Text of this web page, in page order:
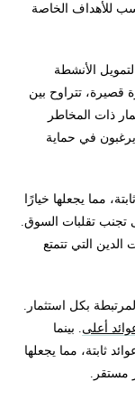
للأهداف الخاصة
الأنشطة
قصيرة، تتراوح بين
ذات المخاطر
في حماية
مما يجعلها خيارًا
تجنب تقلبات السوق.
الدين التي تتمتع
بكل استثمار.
أعلى . بينما
ثابتة، مما يجعلها
مستقر.